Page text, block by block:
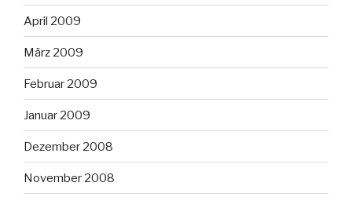
April 2009
März 2009
Februar 2009
Januar 2009
Dezember 2008
November 2008